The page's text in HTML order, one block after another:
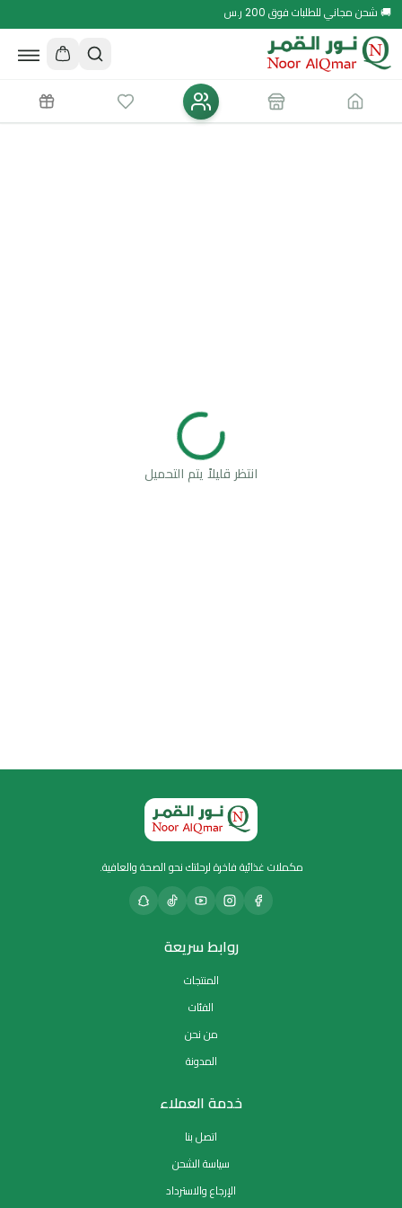
🚚 شحن مجاني للطلبات فوق 200 ر.س
انتظر قليلاً يتم التحميل
مكملات غذائية فاخرة لرحلتك نحو الصحة والعافية.
روابط سريعة
المنتجات
الفئات
من نحن
المدونة
خدمة العملاء
اتصل بنا
سياسة الشحن
الإرجاع والاسترداد